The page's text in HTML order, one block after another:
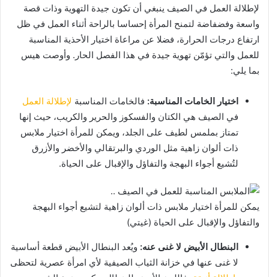
لإطلالة العمل في الصيف ينبغي أن تكون جيدة التهوية وذات قصة
واسعة وفضفاضة لتمنح المرأة إحساسا بالراحة أثناء العمل في ظل
ارتفاع درجات الحرارة، فضلا عن مراعاة اختيار الأحذية المناسبة
للعمل والتي تؤمّن تهوية جيدة في هذا الفصل الحار. وأوصت هيس
بما يلي:
اختيار الخامات المناسبة: فالخامات المناسبة لإطلالة العمل
في الصيف هي الكتان والفسكوز والحرير والكريب، حيث إنها
تمتاز بملمس لطيف على الجلد، ويمكن للمرأة اختيار ملابس
ذات ألوان زاهية مثل الوردي والبرتقالي والأخضر والأزرق
لتُشيع أجواء البهجة والتفاؤل والإقبال على الحياة.
يمكن للمرأة اختيار ملابس ذات ألوان زاهية لتشيع أجواء البهجة
والتفاؤل والإقبال على الحياة (غيتي)
البنطال الأبيض لا غنى عنه: ويُعد البنطال الأبيض قطعة أساسية
لا غنى عنها في خزانة الثياب الصيفية لأي امرأة عصرية لتحظى